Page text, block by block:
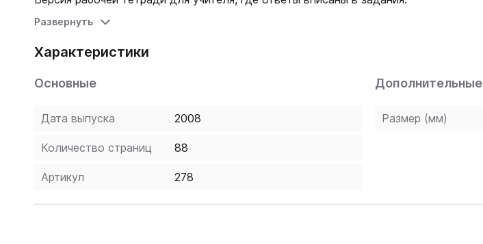
Развернуть
Характеристики
Основные
Дата выпуска 2008
Количество страниц 88
Артикул 278
Дополнительные
Размер (мм)